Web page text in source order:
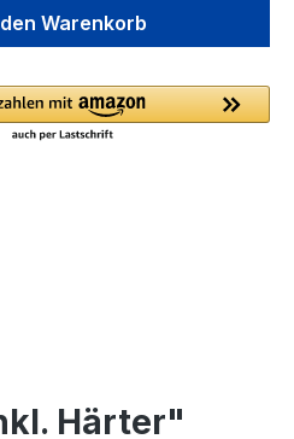
Wert
Warenkorb
Härter"